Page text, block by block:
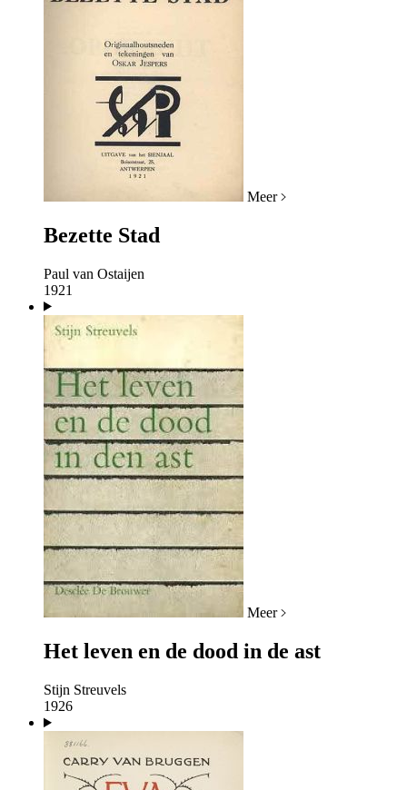
Meer
Bezette Stad
Paul van Ostaijen
1921
Meer
Het leven en de dood in de ast
Stijn Streuvels
1926